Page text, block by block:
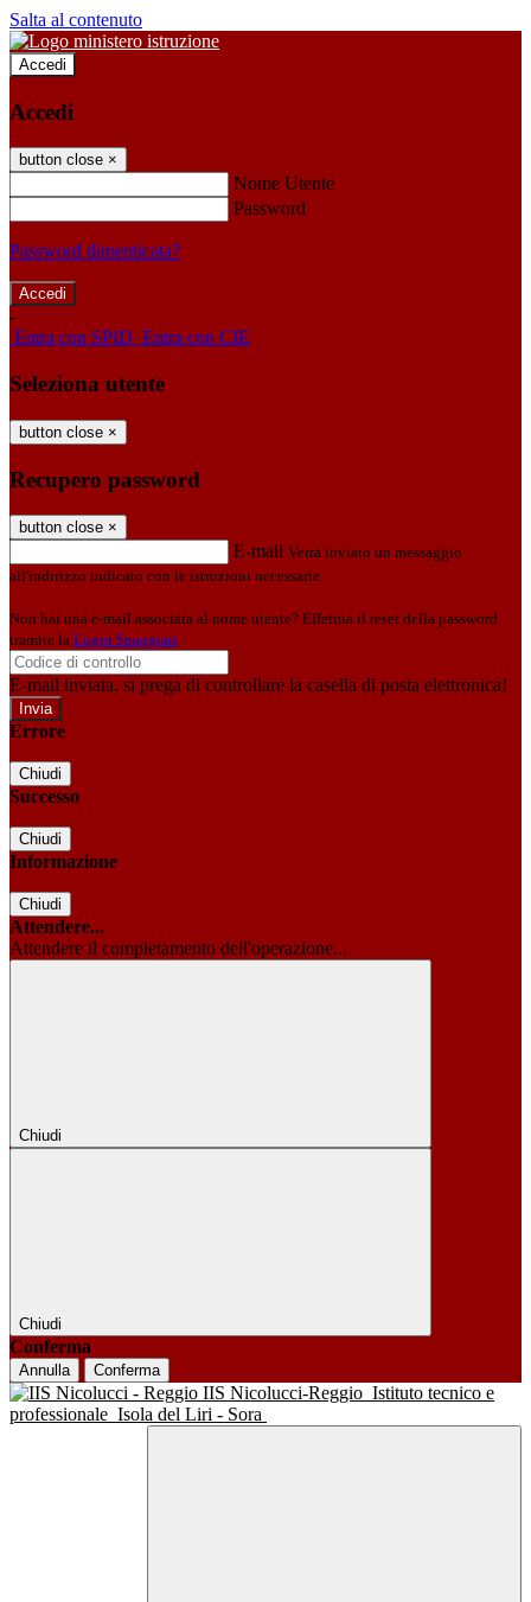
Salta al contenuto
Accedi
Accedi
button close ×
Nome Utente
Password
Password dimenticata?
-
Entra con SPID Entra con CIE
Seleziona utente
button close ×
Recupero password
button close ×
E-mail Verrà inviato un messaggio
all'indirizzo indicato con le istruzioni necessarie.
Non hai una e-mail associata al nome utente? Effettua il reset della password
tramite la Login Spaggiari
E-mail inviata, si prega di controllare la casella di posta elettronica!
Errore
Chiudi
Successo
Chiudi
Informazione
Chiudi
Attendere...
Attendere il completamento dell'operazione...
Chiudi
Chiudi
Conferma
Annulla Conferma
IIS Nicolucci-Reggio Istituto tecnico e
professionale Isola del Liri - Sora